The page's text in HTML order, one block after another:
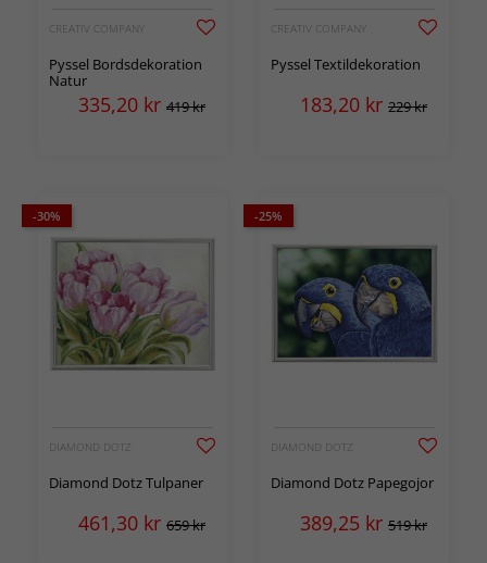
CREATIV COMPANY
Pyssel Bordsdekoration
Natur
335,20 kr 419 kr
CREATIV COMPANY
Pyssel Textildekoration
183,20 kr 229 kr
-30%
DIAMOND DOTZ
Diamond Dotz Tulpaner
461,30 kr 659 kr
-25%
DIAMOND DOTZ
Diamond Dotz Papegojor
389,25 kr 519 kr